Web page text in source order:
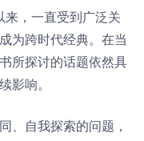
来，一直受到广泛关
为跨时代经典。在当
所探讨的话题依然具
影响。
、自我探索的问题，